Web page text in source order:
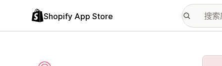
Shopify App Store
配图